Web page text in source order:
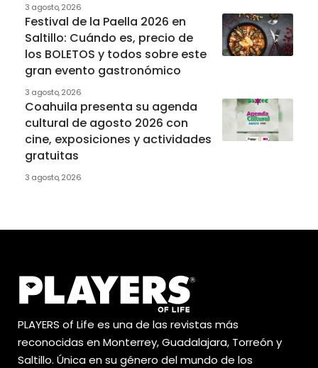
3 agosto, 2026
Festival de la Paella 2026 en
Saltillo: Cuándo es, precio de
los BOLETOS y todos sobre este
gran evento gastronómico
3 agosto, 2026
Coahuila presenta su agenda
cultural de agosto 2026 con
cine, exposiciones y actividades
gratuitas
3 agosto, 2026
PLAYERS of Life es una de las revistas más
reconocidas en Monterrey, Guadalajara, Torreón y
Saltillo. Única en su género del mundo de los